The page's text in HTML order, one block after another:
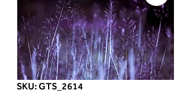
SKU: GTS_2614